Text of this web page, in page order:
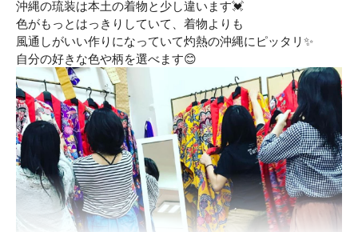
沖縄の琉装は本土の着物と少し違います💓
色がもっとはっきりしていて、着物よりも
風通しがいい作りになっていて灼熱の沖縄にピッタリ✨
自分の好きな色や柄を選べます😊